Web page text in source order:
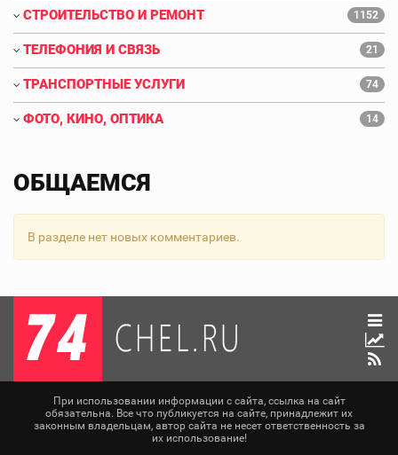
СТРОИТЕЛЬСТВО И РЕМОНТ 1152
ТЕЛЕФОНИЯ И СВЯЗЬ 21
ТРАНСПОРТНЫЕ УСЛУГИ 74
ФОТО, КИНО, ОПТИКА 14
ОБЩАЕМСЯ
В разделе нет новых комментариев.
При использовании информации с сайта, ссылка на сайт
обязательна. Все что публикуется на сайте, принадлежит их
законным владельцам, автор сайта не несет ответственность за
их использование!